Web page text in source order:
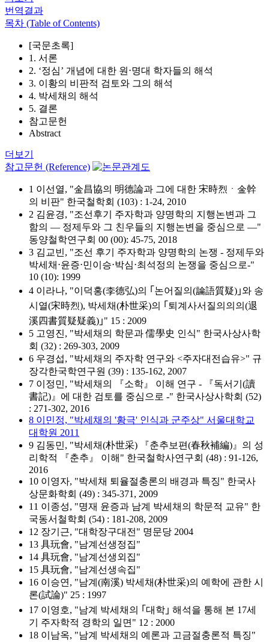
번역결과
목차 (Table of Contents)
[국문초록]
1. 서론
2. ‘정심’ 개념에 대한 원⋅명대 학자들의 해석
3. 이황의 비판적 검토와 그의 해석
4. 박세채의 해석
5. 결론
참고문헌
Abstract
더보기
참고문헌 (Reference)
1 이선열, "金昌協의 明德論과 그에 대한 宋時烈ㆍ金幹
의 비판" 한국철학회 (103) : 1-24, 2010
2 김윤경, "조선후기 주자학과 양명학의 지행논변과 그
함의 — 정제두와 그 친우들의 지행논변을 중심으로 —"
동양철학연구회 00 (00): 45-75, 2018
3 김교빈, "조선 후기 주자학과 양명학의 논쟁 - 정제두와
박세채⋅윤증⋅민이승⋅박심⋅최석정의 논쟁을 중심으로-"
10 (10): 1999
4 이라나, "이덕홍(李德弘)의 ｢논어질의(論語質疑)｣와 송
시열(宋時烈), 박세채(朴世采)의 ｢퇴계사서질의의의(退
溪四書質疑疑義)｣" 15 : 2009
5 고영진, "박세채의 학문과 儒學史 인식" 한국사상사학
회 (32) : 269-303, 2009
6 우경섭, "박세채의 주자학 연구와 <주자대전습유>" 규
장각한국학연구원 (39) : 135-162, 2007
7 이정민, "박세채의 『소학』 이해 연구 - 『독서기(讀
書記)』에 대한 검토를 중심으로 -" 한국사상사학회 (52)
: 271-302, 2016
8 이민정, "박세채의 '황극' 인식과 군주상" 서울대학교
대학원 2011
9 김동민, "박세채(朴世采) 『춘추보편(春秋補編)』의 성
리학적 『춘추』 이해" 한국철학사연구회 (48) : 91-126,
2016
10 이영자, "박세채 퇴율절충론의 배경과 특징" 한국사
상문화학회 (49) : 345-371, 2009
11 이종성, "명재 윤증과 남계 박세채의 학문적 교유" 한
국동서철학회 (54) : 181-208, 2009
12 장기근, "대학장구대전" 명문당 2004
13 具玩會, "남계선생정집"
14 具玩會, "남계선생외집"
15 具玩會, "남계선생속집"
16 이승연, "남계(南溪) 박세채(朴世采)의 예학에 관한 시
론(試論)" 25 : 1997
17 이영호, "남계 박세채의 ｢대학｣ 해석을 통해 본 17세
기 주자학적 경학의 일면" 12 : 2000
18 이남옥, "남계 박세채의 예론과 고금절충론적 특징"